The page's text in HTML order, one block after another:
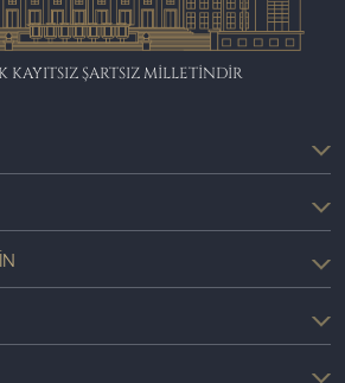
KAYITSIZ ŞARTSIZ MİLLETİNDİR